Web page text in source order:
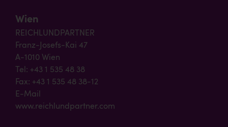
Wien
REICHLUNDPARTNER
Franz-Josefs-Kai 47
A-1010 Wien
Tel: +43 1 535 48 38
Fax: +43 1 535 48 38-12
E-Mail
www.reichlundpartner.com